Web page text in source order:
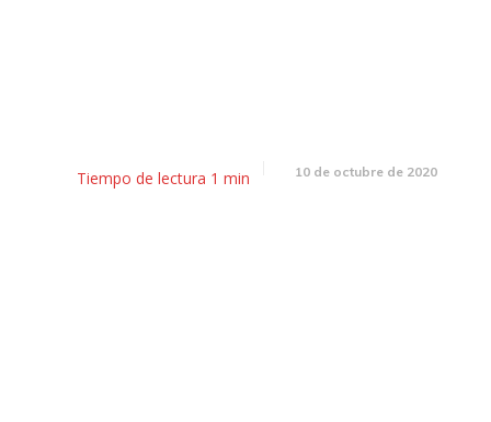
Tiempo de lectura 1 min 10 de octubre de 2020